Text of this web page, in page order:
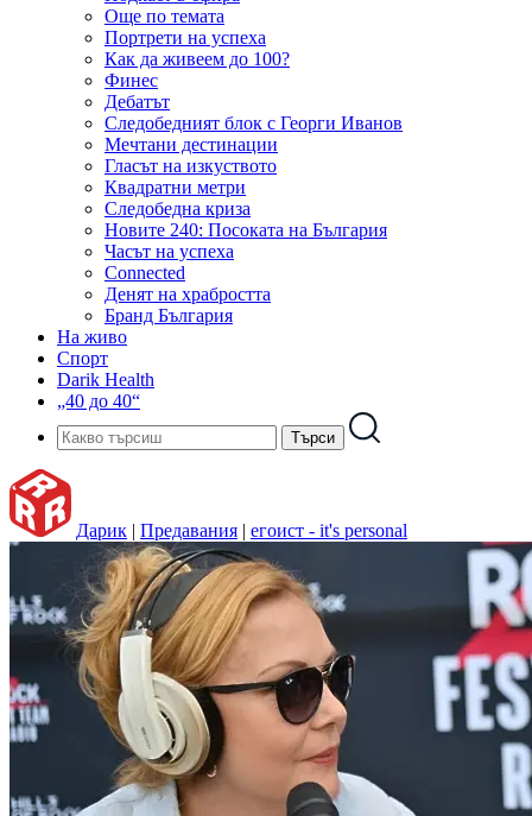
Още по темата
Портрети на успеха
Как да живеем до 100?
Финес
Дебатът
Следобедният блок с Георги Иванов
Мечтани дестинации
Гласът на изкуството
Квадратни метри
Следобедна криза
Новите 240: Посоката на България
Часът на успеха
Connected
Денят на храбростта
Бранд България
На живо
Спорт
Darik Health
„40 до 40“
Дарик | Предавания | егоист - it's personal